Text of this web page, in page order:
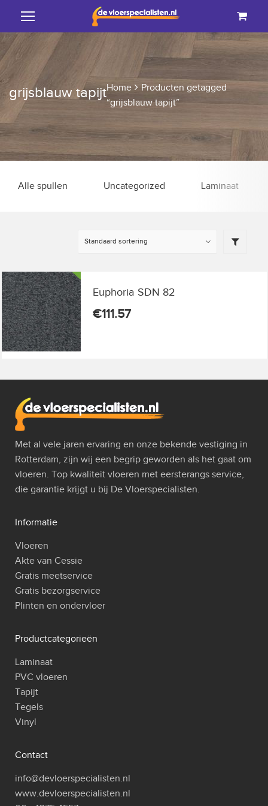
grijsblauw tapijtHome
Producten getagged
“grijsblauw tapijt”
Alle spullen Uncategorized Laminaat
Euphoria SDN 82
€111.57
Met al vele jaren ervaring en onze bekende vestiging in
Rotterdam, zijn wij een begrip geworden als het gaat om
vloeren. Top kwaliteit vloeren met eersterangs service,
die garantie krijgt u bij De Vloerspecialisten.
Informatie
Vloeren
Akte van Cessie
Gratis meetservice
Gratis bezorgservice
Plinten en ondervloer
Productcategorieën
Laminaat
PVC vloeren
Tapijt
Tegels
Vinyl
Contact
info@devloerspecialisten.nl
www.devloerspecialisten.nl